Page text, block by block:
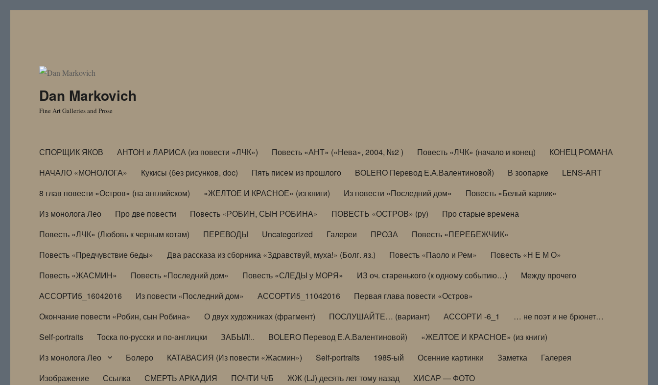
Dan Markovich
Fine Art Galleries and Prose
СПОРЩИК ЯКОВ АНТОН и ЛАРИСА (из повести «ЛЧК») Повесть «АНТ» («Нева», 2004, №2 ) Повесть «ЛЧК» (начало и конец)
КОНЕЦ РОМАНА
НАЧАЛО «МОНОЛОГА»
Кукисы (без рисунков, doc) Пять писем из прошлого BOLERO Перевод Е.А.Валентиновой) В зоопарке
LENS-ART
8 глав повести «Остров» (на английском)
«ЖЕЛТОЕ И КРАСНОЕ» (из книги) Из повести «Последний дом»
Повесть «Белый карлик»
Из монолога Лео
Про две повести Повесть «РОБИН, СЫН РОБИНА» ПОВЕСТЬ «ОСТРОВ» (ру)
Про старые времена
Повесть «ЛЧК» (Любовь к черным котам)
ПЕРЕВОДЫ Uncategorized Галереи ПРОЗА
Повесть «ПЕРЕБЕЖЧИК»
Повесть «Предчувствие беды»
Два рассказа из сборника «Здравствуй, муха!» (Болг. яз.) Повесть «Паоло и Рем»
Повесть «Н Е М О»
Повесть «ЖАСМИН»
Повесть «Последний дом» Повесть «СЛЕДЫ у МОРЯ» ИЗ оч. старенького (к одному событию…)
Между прочего
АССОРТИ5_16042016
Из повести «Последний дом» АССОРТИ5_11042016
Первая глава повести «Остров»
Окончание повести «Робин, сын Робина»
О двух художниках (фрагмент) ПОСЛУШАЙТЕ… (вариант) АССОРТИ -6_1
… не поэт и не брюнет…
Self-portraits
Тоска по-русски и по-англицки ЗАБЫЛ!.. BOLERO Перевод Е.А.Валентиновой)
«ЖЕЛТОЕ И КРАСНОЕ» (из книги)
Из монолога Лео
Болеро КАТАВАСИЯ (Из повести «Жасмин») Self-portraits 1985-ый Осенние картинки Заметка
Галерея
Изображение
Ссылка СМЕРТЬ АРКАДИЯ ПОЧТИ Ч/Б ЖЖ (LJ) десять лет тому назад
ХИСАР — ФОТО